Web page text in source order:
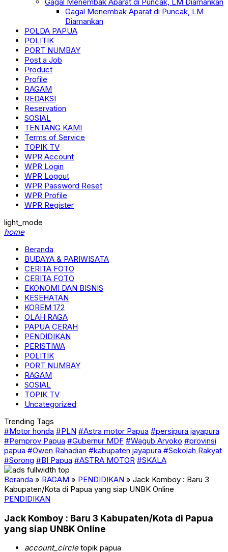
Gagal Menembak Aparat di Puncak, LM
Diamankan
POLDA PAPUA
POLITIK
PORT NUMBAY
Post a Job
Product
Profile
RAGAM
REDAKSI
Reservation
SOSIAL
TENTANG KAMI
Terms of Service
TOPIK TV
WPR Account
WPR Login
WPR Logout
WPR Password Reset
WPR Profile
WPR Register
light_mode
home
Beranda
BUDAYA & PARIWISATA
CERITA FOTO
CERITA FOTO
EKONOMI DAN BISNIS
KESEHATAN
KOREM 172
OLAH RAGA
PAPUA CERAH
PENDIDIKAN
PERISTIWA
POLITIK
PORT NUMBAY
RAGAM
SOSIAL
TOPIK TV
Uncategorized
Trending Tags
#Motor honda #PLN #Astra motor Papua #persipura jayapura
#Pemprov Papua #Gubernur MDF #Wagub Aryoko #provinsi
papua #Owen Rahadian #kabupaten jayapura #Sekolah Rakyat
#Sorong #BI Papua #ASTRA MOTOR #SKALA
Beranda » RAGAM » PENDIDIKAN » Jack Komboy : Baru 3
Kabupaten/Kota di Papua yang siap UNBK Online
PENDIDIKAN
Jack Komboy : Baru 3 Kabupaten/Kota di Papua
yang siap UNBK Online
account_circletopik papua